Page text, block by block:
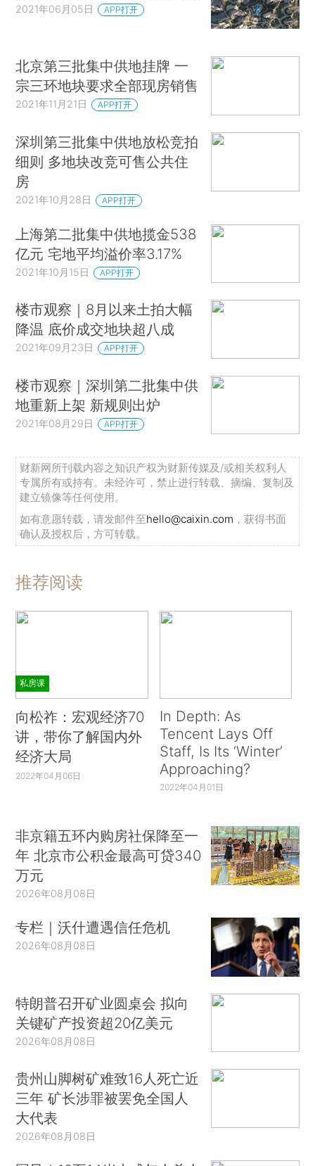
2021年06月05日 APP打开
北京第三批集中供地挂牌 一
宗三环地块要求全部现房销售
2021年11月21日 APP打开
深圳第三批集中供地放松竞拍
细则 多地块改竞可售公共住
房
2021年10月28日 APP打开
上海第二批集中供地揽金538
亿元 宅地平均溢价率3.17%
2021年10月15日 APP打开
楼市观察｜8月以来土拍大幅
降温 底价成交地块超八成
2021年09月23日 APP打开
楼市观察｜深圳第二批集中供
地重新上架 新规则出炉
2021年08月29日 APP打开
财新网所刊载内容之知识产权为财新传媒及/或相关权利人
专属所有或持有。未经许可，禁止进行转载、摘编、复制及
建立镜像等任何使用。
如有意愿转载，请发邮件至hello@caixin.com ，获得书面
确认及授权后，方可转载。
推荐阅读
私房课
向松祚：宏观经济70
讲，带你了解国内外
经济大局
2022年04月06日
In Depth: As
Tencent Lays Off
Staff, Is Its ‘Winter’
Approaching?
2022年04月01日
非京籍五环内购房社保降至一
年 北京市公积金最高可贷340
万元
2026年08月08日
专栏｜沃什遭遇信任危机
2026年08月08日
特朗普召开矿业圆桌会 拟向
关键矿产投资超20亿美元
2026年08月08日
贵州山脚树矿难致16人死亡近
三年 矿长涉罪被罢免全国人
大代表
2026年08月08日